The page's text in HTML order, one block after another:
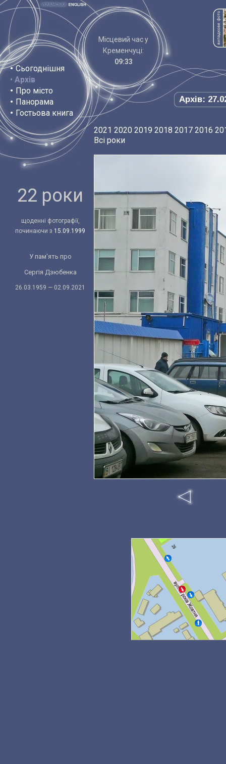
• Сьогоднішня
• Архів
• Про місто
• Панорама
• Гостьова книга
Місцевий час у
Кременчуці:
09:33
Архів:
22 роки
щоденні фотографії,
починаючи з 15.09.1999
У пам'ять про
Сергія Дзюбенка
26.03.1959 — 02.09.2021
2021 2020 2019 2018 2017 2016
Всі роки